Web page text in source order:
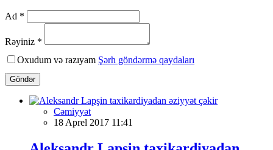
Ad *
Rəyiniz *
Oxudum və razıyam Şərh göndərmə qaydaları
Göndər
Cəmiyyət
18 Aprel 2017 11:41